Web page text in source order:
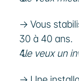
→ Vous
30 à 40 ans.
“Je veux un